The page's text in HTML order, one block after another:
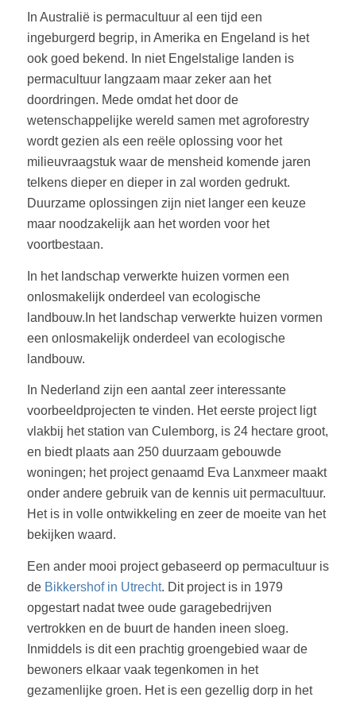
In Australië is permacultuur al een tijd een
ingeburgerd begrip, in Amerika en Engeland is het
ook goed bekend. In niet Engelstalige landen is
permacultuur langzaam maar zeker aan het
doordringen. Mede omdat het door de
wetenschappelijke wereld samen met agroforestry
wordt gezien als een reële oplossing voor het
milieuvraagstuk waar de mensheid komende jaren
telkens dieper en dieper in zal worden gedrukt.
Duurzame oplossingen zijn niet langer een keuze
maar noodzakelijk aan het worden voor het
voortbestaan.
In het landschap verwerkte huizen vormen een
onlosmakelijk onderdeel van ecologische
landbouw.In het landschap verwerkte huizen vormen
een onlosmakelijk onderdeel van ecologische
landbouw.
In Nederland zijn een aantal zeer interessante
voorbeeldprojecten te vinden. Het eerste project ligt
vlakbij het station van Culemborg, is 24 hectare groot,
en biedt plaats aan 250 duurzaam gebouwde
woningen; het project genaamd Eva Lanxmeer maakt
onder andere gebruik van de kennis uit permacultuur.
Het is in volle ontwikkeling en zeer de moeite van het
bekijken waard.
Een ander mooi project gebaseerd op permacultuur is
de Bikkershof in Utrecht. Dit project is in 1979
opgestart nadat twee oude garagebedrijven
vertrokken en de buurt de handen ineen sloeg.
Inmiddels is dit een prachtig groengebied waar de
bewoners elkaar vaak tegenkomen in het
gezamenlijke groen. Het is een gezellig dorp in het